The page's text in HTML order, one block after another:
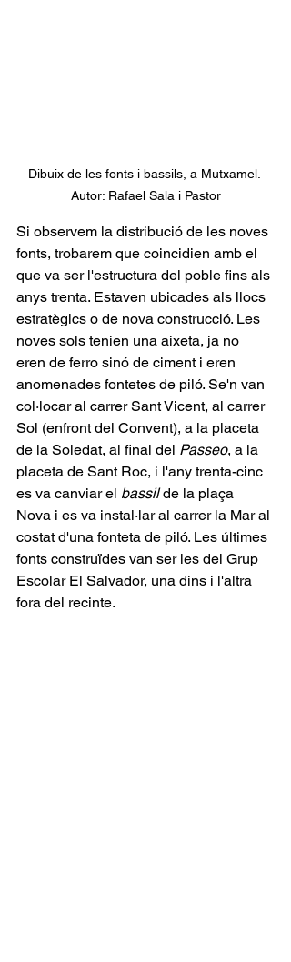
Dibuix de les fonts i bassils, a Mutxamel.
Autor: Rafael Sala i Pastor
Si observem la distribució de les noves
fonts, trobarem que coincidien amb el
que va ser l'estructura del poble fins als
anys trenta. Estaven ubicades als llocs
estratègics o de nova construcció. Les
noves sols tenien una aixeta, ja no
eren de ferro sinó de ciment i eren
anomenades fontetes de piló. Se'n van
col·locar al carrer Sant Vicent, al carrer
Sol (enfront del Convent), a la placeta
de la Soledat, al final del Passeo, a la
placeta de Sant Roc, i l'any trenta-cinc
es va canviar el bassil de la plaça
Nova i es va instal·lar al carrer la Mar al
costat d'una fonteta de piló. Les últimes
fonts construïdes van ser les del Grup
Escolar El Salvador, una dins i l'altra
fora del recinte.